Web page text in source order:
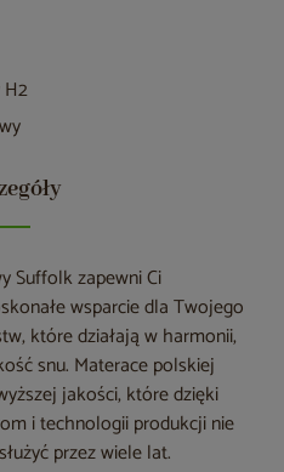
Suffolk zapewni Ci
wsparcie dla Twojego
które działają w harmonii,
snu. Materace polskiej
jakości, które dzięki
i technologii produkcji nie
przez wiele lat.